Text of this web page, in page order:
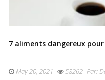
7 aliments dangereux
May 20, 2021 58262 Par: